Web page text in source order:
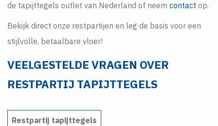
de tapijttegels outlet van Nederland of neem contact op.
Bekijk direct onze restpartijen en leg de basis voor een
stijlvolle, betaalbare vloer!
VEELGESTELDE VRAGEN OVER
RESTPARTIJ TAPIJTTEGELS
Restpartij tapijttegels